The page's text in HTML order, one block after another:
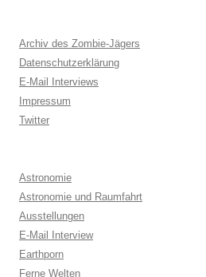
Archiv des Zombie-Jägers
Datenschutzerklärung
E-Mail Interviews
Impressum
Twitter
Astronomie
Astronomie und Raumfahrt
Ausstellungen
E-Mail Interview
Earthporn
Ferne Welten